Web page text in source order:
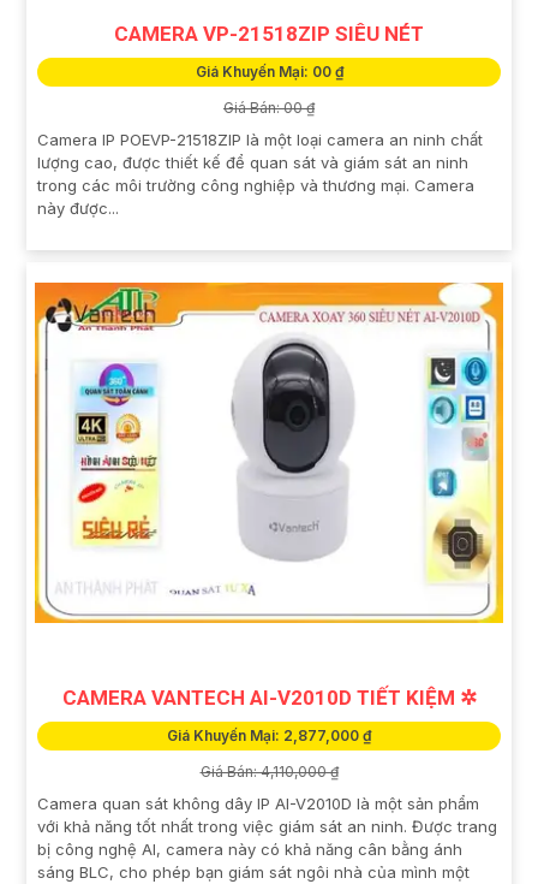
CAMERA VP-21518ZIP SIÊU NÉT
Giá Khuyến Mại: 00 ₫
Giá Bán: 00 ₫
Camera IP POEVP-21518ZIP là một loại camera an ninh chất
lượng cao, được thiết kế để quan sát và giám sát an ninh
trong các môi trường công nghiệp và thương mại. Camera
này được...
CAMERA VANTECH AI-V2010D TIẾT KIỆM ✲
Giá Khuyến Mại: 2,877,000 ₫
Giá Bán: 4,110,000 ₫
Camera quan sát không dây IP AI-V2010D là một sản phẩm
với khả năng tốt nhất trong việc giám sát an ninh. Được trang
bị công nghệ AI, camera này có khả năng cân bằng ánh
sáng BLC, cho phép bạn giám sát ngôi nhà của mình một